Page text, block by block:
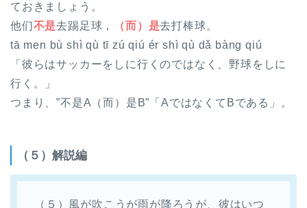
ておきましょう。
他们不是去踢足球， （而）是去打棒球。
tā men bù shì qù tī zú qiú ér shì qù dǎ bàng qiú
「彼らはサッカーをしに行くのではなく、野球をしに
行く。」
つまり、”不是A（而）是B”「AではなくてBである」 。
（５）解説編
（５）風が吹こうが雨が降ろうが、彼はいつ